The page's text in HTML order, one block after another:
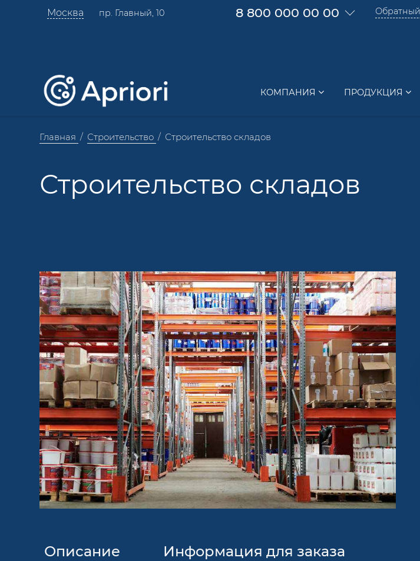
Москва пр. Главный, 10 8 800 000 00 00
КОМПАНИЯ ПРОДУКЦИЯ
Главная Строительство Строительство складов
Строительство складов
Описание Информация для заказа